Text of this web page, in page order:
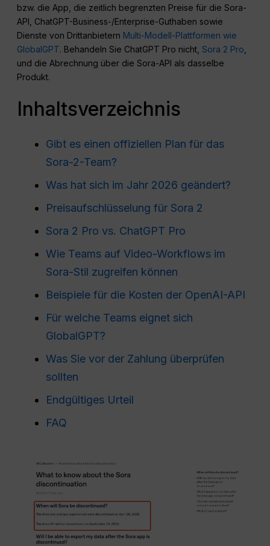
bzw. die App, die zeitlich begrenzten Preise für die Sora-
API, ChatGPT-Business-/Enterprise-Guthaben sowie
Dienste von Drittanbietern Multi-Modell-Plattformen wie
GlobalGPT. Behandeln Sie ChatGPT Pro nicht,Sora 2 Pro,
und die Abrechnung über die Sora-API als dasselbe
Produkt.
Inhaltsverzeichnis
Gibt es einen offiziellen Plan für das
Sora-2-Team?
Was hat sich im Jahr 2026 geändert?
Preisaufschlüsselung für Sora 2
Sora 2 Pro vs. ChatGPT Pro
Wie Teams auf Video-Workflows im
Sora-Stil zugreifen können
Beispiele für die Kosten der OpenAI-API
Für welche Teams eignet sich
GlobalGPT?
Was Sie vor der Zahlung überprüfen
sollten
Endgültiges Urteil
FAQ